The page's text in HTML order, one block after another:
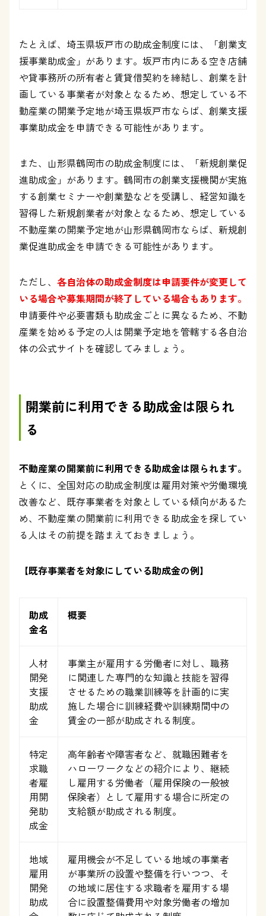
たとえば、埼玉県坂戸市の助成金制度には、「創業支
援事業助成金」があります。坂戸市内にある空き店舗
や貸事務所の所有者と賃貸借契約を締結し、創業を計
画している事業者が対象となるため、想定している不
動産業の開業予定地が埼玉県坂戸市ならば、創業支援
事業助成金を申請できる可能性があります。
また、山形県鶴岡市の助成金制度には、「新規創業促
進助成金」があります。鶴岡市の創業支援機関が実施
する創業セミナーや創業塾などを受講し、経営知識を
習得した新規創業者が対象となるため、想定している
不動産業の開業予定地が山形県鶴岡市ならば、新規創
業促進助成金を申請できる可能性があります。
ただし、 各自治体の助成金制度は申請要件が変更して
いる場合や募集期間が終了している場合もあります。
申請要件や必要書類も助成金ごとに異なるため、不動
産業を始める予定の人は開業予定地を管轄する各自治
体の公式サイトを確認してみましょう。
開業前に利用できる助成金は限られ
る
不動産業の開業前に利用できる助成金は限られます。
とくに、全国対応の助成金制度は雇用対策や労働環境
改善など、既存事業者を対象としている傾向があるた
め、不動産業の開業前に利用できる助成金を探してい
る人はその前提を踏まえておきましょう。
【既存事業者を対象にしている助成金の例】
助成
金名
概要
人材
開発
支援
助成
金
事業主が雇用する労働者に対し、職務
に関連した専門的な知識と技能を習得
させるための職業訓練等を計画的に実
施した場合に訓練経費や訓練期間中の
賃金の一部が助成される制度。
特定
求職
者雇
用開
発助
成金
高年齢者や障害者など、就職困難者を
ハローワークなどの紹介により、継続
し雇用する労働者（雇用保険の一般被
保険者）として雇用する場合に所定の
支給額が助成される制度。
地域
雇用
開発
助成
雇用機会が不足している地域の事業者
が事業所の設置や整備を行いつつ、そ
の地域に居住する求職者を雇用する場
合に設置整備費用や対象労働者の増加